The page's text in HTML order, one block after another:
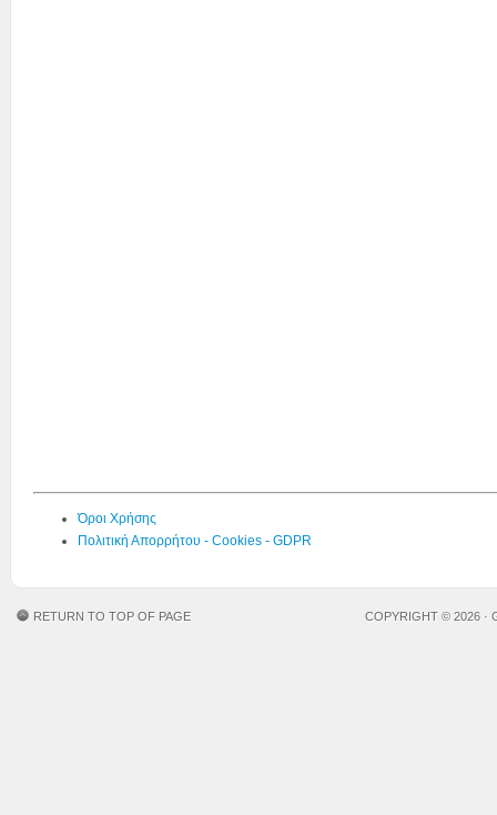
Όροι Χρήσης
Πολιτική Απορρήτου - Cookies - GDPR
RETURN TO TOP OF PAGE COPYRIGHT © 2026 ·